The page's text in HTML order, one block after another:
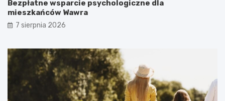
Bezpłatne wsparcie psychologiczne dla
mieszkańców Wawra
7 sierpnia 2026